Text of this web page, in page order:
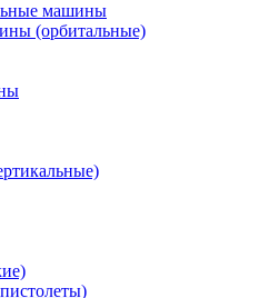
машины
(орбитальные)